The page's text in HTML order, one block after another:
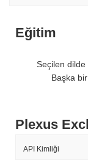
Eğitim
Seçilen dilde
Başka
Plexus
API Kimliği